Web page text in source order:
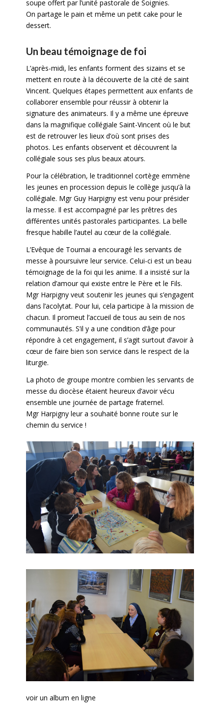
soupe offert par l’unité pastorale de Soignies.
On partage le pain et même un petit cake pour le
dessert.
Un beau témoignage de foi
L’après-midi, les enfants forment des sizains et se
mettent en route à la découverte de la cité de saint
Vincent. Quelques étapes permettent aux enfants de
collaborer ensemble pour réussir à obtenir la
signature des animateurs. Il y a même une épreuve
dans la magnifique collégiale Saint-Vincent où le but
est de retrouver les lieux d’où sont prises des
photos. Les enfants observent et découvrent la
collégiale sous ses plus beaux atours.
Pour la célébration, le traditionnel cortège emmène
les jeunes en procession depuis le collège jusqu’à la
collégiale. Mgr Guy Harpigny est venu pour présider
la messe. Il est accompagné par les prêtres des
différentes unités pastorales participantes. La belle
fresque habille l’autel au cœur de la collégiale.
L’Evêque de Tournai a encouragé les servants de
messe à poursuivre leur service. Celui-ci est un beau
témoignage de la foi qui les anime. Il a insisté sur la
relation d’amour qui existe entre le Père et le Fils.
Mgr Harpigny veut soutenir les jeunes qui s’engagent
dans l’acolytat. Pour lui, cela participe à la mission de
chacun. Il promeut l’accueil de tous au sein de nos
communautés. S’il y a une condition d’âge pour
répondre à cet engagement, il s’agit surtout d’avoir à
cœur de faire bien son service dans le respect de la
liturgie.
La photo de groupe montre combien les servants de
messe du diocèse étaient heureux d’avoir vécu
ensemble une journée de partage fraternel.
Mgr Harpigny leur a souhaité bonne route sur le
chemin du service !
voir un album en ligne